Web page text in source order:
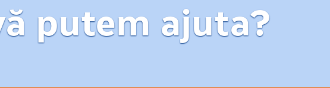
putem ajuta?